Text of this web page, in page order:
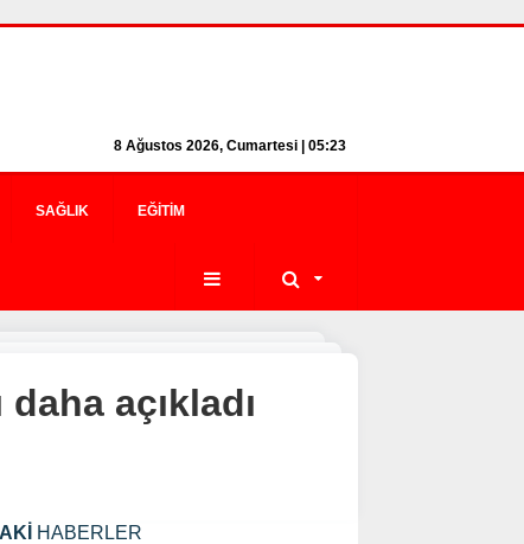
8 Ağustos 2026, Cumartesi | 05:23
SAĞLIK EĞITIM
açıkladı
HABERLER